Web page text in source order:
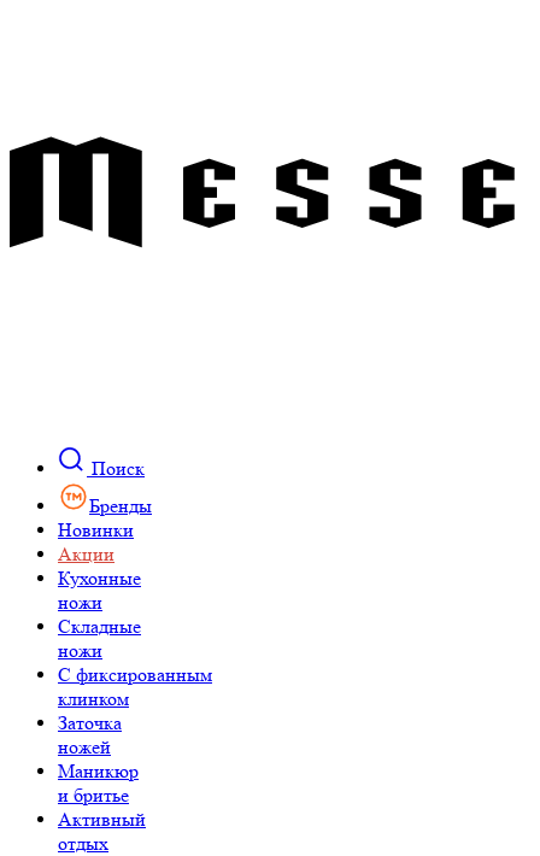
Поиск
Бренды
Новинки
Акции
Кухонные
ножи
Складные
ножи
C фиксированным
клинком
Заточка
ножей
Маникюр
и бритье
Активный
отдых